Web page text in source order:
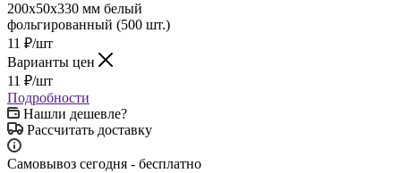
11 ₽/шт
Варианты цен
11 ₽/шт
Подробности
Нашли дешевле?
Рассчитать доставку
Самовывоз сегодня - бесплатно